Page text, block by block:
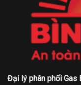
Đại lý phân phối Gas